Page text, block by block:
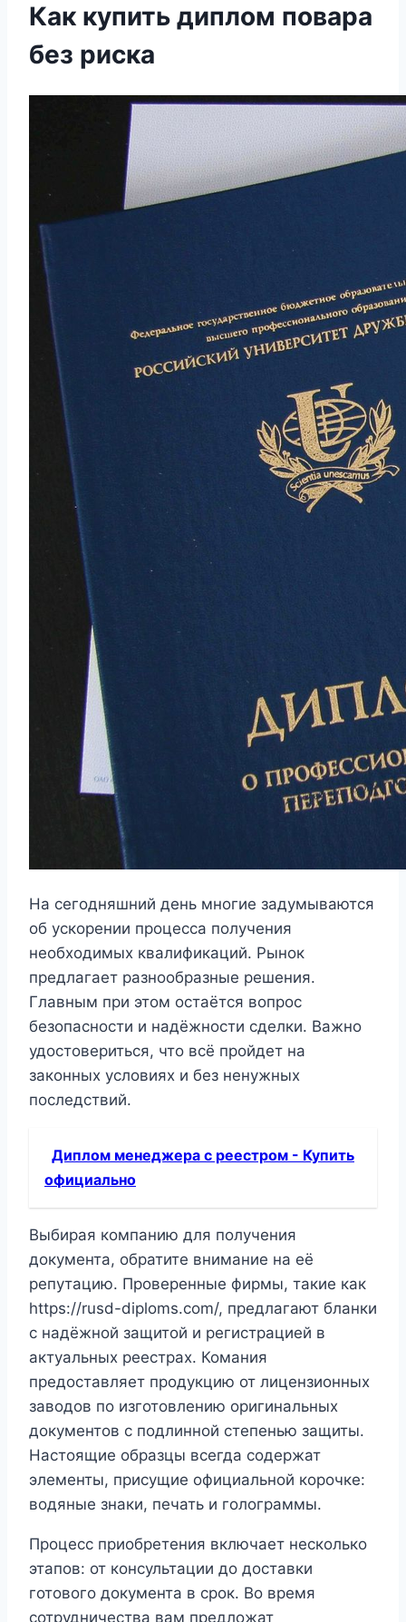
Как купить диплом повара
без риска
На сегодняшний день многие задумываются
об ускорении процесса получения
необходимых квалификаций. Рынок
предлагает разнообразные решения.
Главным при этом остаётся вопрос
безопасности и надёжности сделки. Важно
удостовериться, что всё пройдет на
законных условиях и без ненужных
последствий.
Диплом менеджера с реестром - Купить
официально
Выбирая компанию для получения
документа, обратите внимание на её
репутацию. Проверенные фирмы, такие как
https://rusd-diploms.com/, предлагают бланки
с надёжной защитой и регистрацией в
актуальных реестрах. Комания
предоставляет продукцию от лицензионных
заводов по изготовлению оригинальных
документов с подлинной степенью защиты.
Настоящие образцы всегда содержат
элементы, присущие официальной корочке:
водяные знаки, печать и голограммы.
Процесс приобретения включает несколько
этапов: от консультации до доставки
готового документа в срок. Во время
сотрудничества вам предложат